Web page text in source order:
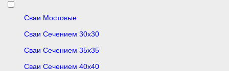
Сваи Мостовые
Сваи Сечением 30х30
Сваи Сечением 35х35
Сваи Сечением 40х40